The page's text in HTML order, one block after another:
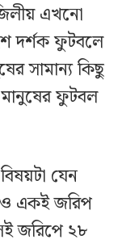
এখনো
দর্শক ফুটবলে
সামান্য কিছু
ফুটবল
যেন
একই জরিপ
জরিপে ২৮